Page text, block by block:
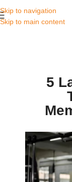
Skip to navigation
Skip to main content
5